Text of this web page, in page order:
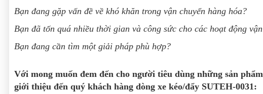
Bạn đang gặp vấn đề về khó khăn trong vận chuyển hàng hóa?
Bạn đã tốn quá nhiều thời gian và công sức cho các hoạt động
Bạn đang cần tìm một giải pháp phù hợp?
Với mong muốn đem đến cho người tiêu dùng những sản
giới thiệu đến quý khách hàng dòng xe kéo/đẩy SUTEH-0031: